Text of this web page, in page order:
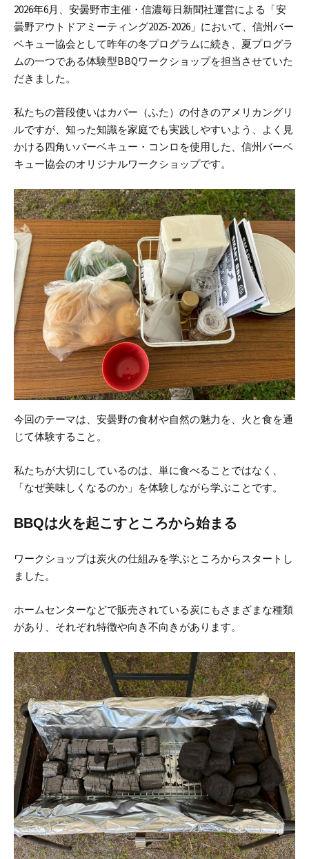
2026年6月、安曇野市主催・信濃毎日新聞社運営による「安
曇野アウトドアミーティング2025-2026」において、信州バー
ベキュー協会として昨年の冬プログラムに続き、夏プログラ
ムの一つである体験型BBQワークショップを担当させていた
だきました。
私たちの普段使いはカバー（ふた）の付きのアメリカングリ
ルですが、知った知識を家庭でも実践しやすいよう、よく見
かける四角いバーベキュー・コンロを使用した、信州バーベ
キュー協会のオリジナルワークショップです。
今回のテーマは、安曇野の食材や自然の魅力を、火と食を通
じて体験すること。
私たちが大切にしているのは、単に食べることではなく、
「なぜ美味しくなるのか」を体験しながら学ぶことです。
BBQは火を起こすところから始まる
ワークショップは炭火の仕組みを学ぶところからスタートし
ました。
ホームセンターなどで販売されている炭にもさまざまな種類
があり、それぞれ特徴や向き不向きがあります。